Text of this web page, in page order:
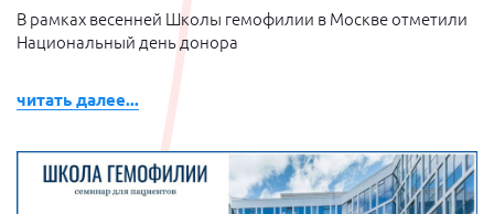
В рамках весенней Школы гемофилии в Москве отметили
Национальный день донора
читать далее...